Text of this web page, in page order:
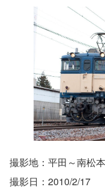
撮影地：平田～南松本
撮影日：2010/2/17